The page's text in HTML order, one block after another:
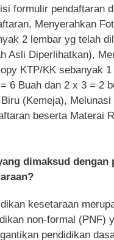
formulir pendaftaran
Menyerahkan
2 lembar yg telah
Asli Diperlihatkan),
KTP/KK sebanyak
6 Buah dan 2 x 3 = 2
(Kemeja), Melunasi
beserta Materai
dimaksud dengan
kesetaraan
non-formal (PNF)
pendidikan